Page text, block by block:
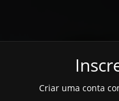
Criar uma conta